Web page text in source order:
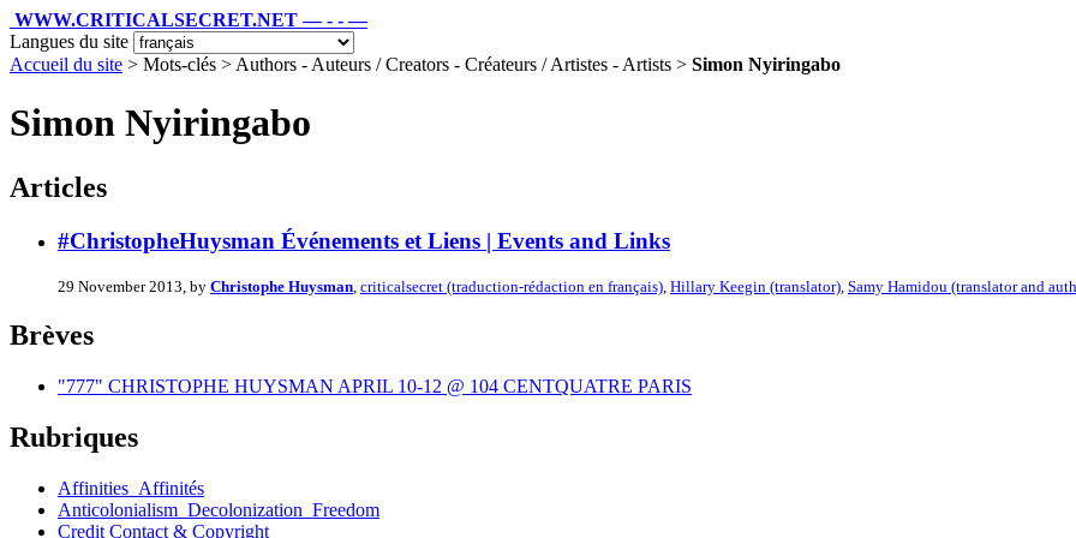
WWW.CRITICALSECRET.NET — - - —
Langues du site
Accueil du site > Mots-clés > Authors - Auteurs / Creators - Créateurs / Artistes - Artists > Simon Nyiringabo
Simon Nyiringabo
Articles
#ChristopheHuysman Événements et Liens | Events and Links
29 November 2013, by Christophe Huysman criticalsecret (traduction-rédaction en français) Hillary Keegin (translator) Samy Hamidou (translator and
Brèves
"777" CHRISTOPHE HUYSMAN APRIL 10-12 @ 104 CENTQUATRE PARIS
Rubriques
Affinities_Affinités
Anticolonialism_Decolonization_Freedom
Credit Contact & Copyright